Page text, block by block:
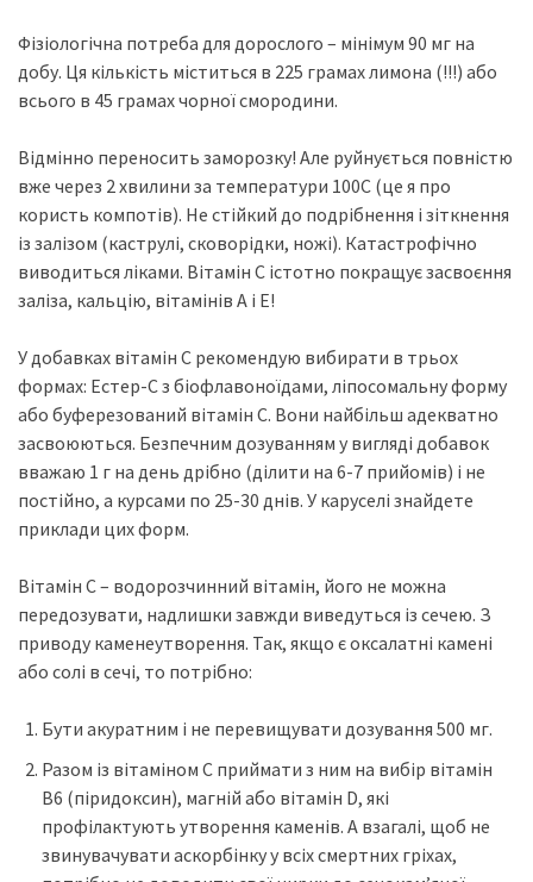
Фізіологічна потреба для дорослого – мінімум 90 мг на
добу. Ця кількість міститься в 225 грамах лимона (!!!) або
всього в 45 грамах чорної смородини.
Відмінно переносить заморозку! Але руйнується повністю
вже через 2 хвилини за температури 100С (це я про
користь компотів). Не стійкий до подрібнення і зіткнення
із залізом (каструлі, сковорідки, ножі). Катастрофічно
виводиться ліками. Вітамін С істотно покращує засвоєння
заліза, кальцію, вітамінів А і Е!
У добавках вітамін С рекомендую вибирати в трьох
формах: Естер-С з біофлавоноїдами, ліпосомальну форму
або буферезований вітамін С. Вони найбільш адекватно
засвоюються. Безпечним дозуванням у вигляді добавок
вважаю 1 г на день дрібно (ділити на 6-7 прийомів) і не
постійно, а курсами по 25-30 днів. У каруселі знайдете
приклади цих форм.
Вітамін С – водорозчинний вітамін, його не можна
передозувати, надлишки завжди виведуться із сечею. З
приводу каменеутворення. Так, якщо є оксалатні камені
або солі в сечі, то потрібно:
Бути акуратним і не перевищувати дозування 500 мг.
Разом із вітаміном С приймати з ним на вибір вітамін
В6 (піридоксин), магній або вітамін D, які
профілактують утворення каменів. А взагалі, щоб не
звинувачувати аскорбінку у всіх смертних гріхах,